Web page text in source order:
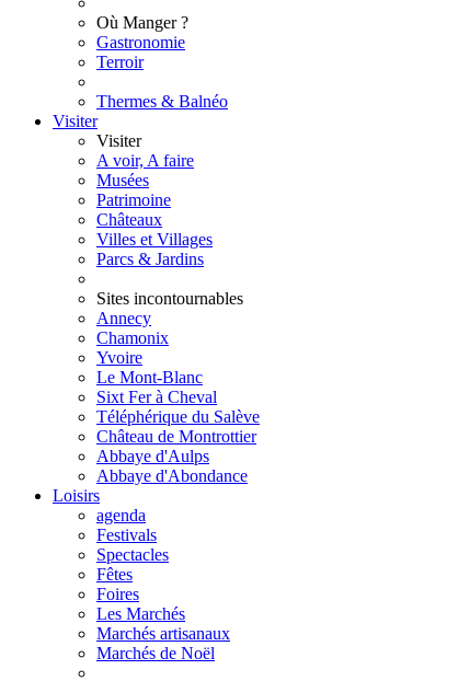
Où Manger ?
Gastronomie
Terroir
Thermes & Balnéo
Visiter
Visiter
A voir, A faire
Musées
Patrimoine
Châteaux
Villes et Villages
Parcs & Jardins
Sites incontournables
Annecy
Chamonix
Yvoire
Le Mont-Blanc
Sixt Fer à Cheval
Téléphérique du Salève
Château de Montrottier
Abbaye d'Aulps
Abbaye d'Abondance
Loisirs
agenda
Festivals
Spectacles
Fêtes
Foires
Les Marchés
Marchés artisanaux
Marchés de Noël